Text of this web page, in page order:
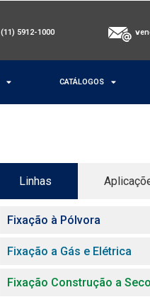
(11) 5912-1000
CATÁLOGOS
Linhas
Fixação à Pólvora
Fixação a Gás e Elétrica
Fixação Construção a Seco